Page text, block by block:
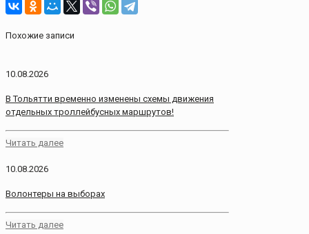
Похожие записи
10.08.2026
В Тольятти временно изменены схемы движения
отдельных троллейбусных маршрутов!
Читать далее
10.08.2026
Волонтеры на выборах
Читать далее